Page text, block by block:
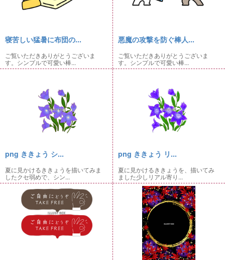
寝苦しい猛暑に布団の...
ご覧いただきありがとうございま
す。シンプルで可愛い棒...
悪魔の攻撃を防ぐ棒人...
ご覧いただきありがとうございま
す。シンプルで可愛い棒...
png ききょう シ...
夏に見かけるききょうを描いてみま
したクセ弱めで、シン...
png ききょう リ...
夏に見かけるききょうを、描いてみ
ました少しリアル寄り...